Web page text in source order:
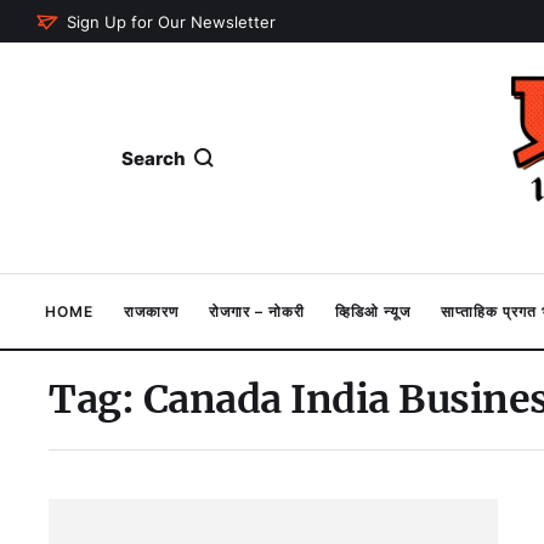
Sign Up for Our Newsletter
Search
HOME राजकारण रोजगार – नोकरी व्हिडिओ न्यूज साप्ताहिक
Tag: Canada India